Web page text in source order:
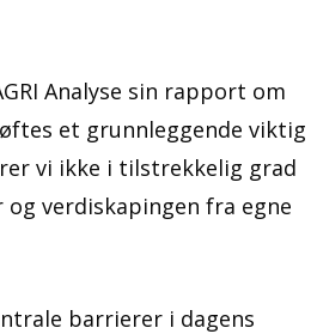
Analyse sin rapport om
et grunnleggende viktig
vi ikke i tilstrekkelig grad
verdiskapingen fra egne
barrierer i dagens